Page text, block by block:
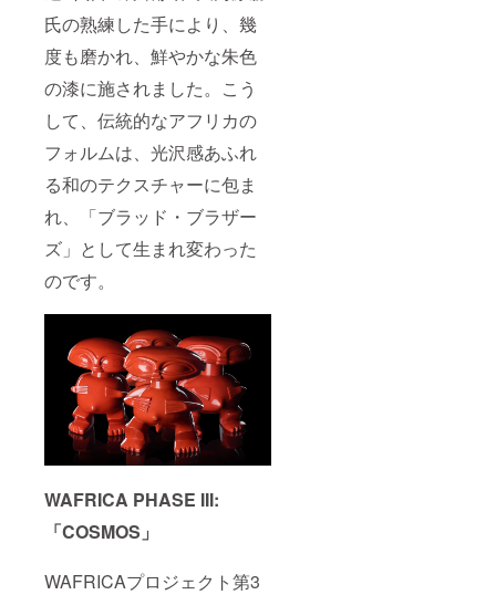
氏の熟練した手により、幾
度も磨かれ、鮮やかな朱色
の漆に施されました。こう
して、伝統的なアフリカの
フォルムは、光沢感あふれ
る和のテクスチャーに包ま
れ、「ブラッド・ブラザー
ズ」として生まれ変わった
のです。
WAFRICA PHASE III:
「COSMOS」
WAFRICAプロジェクト第3